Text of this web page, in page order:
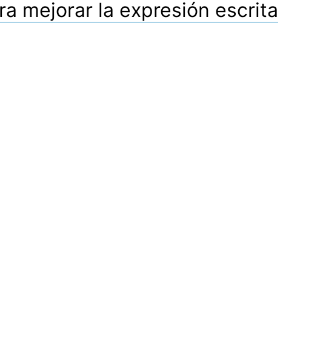
mejorar la expresión escrita